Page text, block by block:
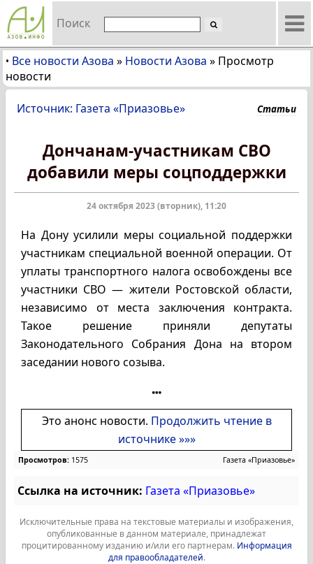
Поиск
• Все новости Азова » Новости Азова » Просмотр
новости
Источник: Газета «Приазовье» Статьи
Дончанам-участникам СВО
добавили меры соцподдержки
24 октября 2023 (вторник), 11:20
На Дону усилили меры социальной поддержки
участникам специальной военной операции. От
уплаты транспортного налога освобождены все
участники СВО — жители Ростовской области,
независимо от места заключения контракта.
Такое решение приняли депутаты
Законодательного Собрания Дона на втором
заседании нового созыва.
Это анонс новости. Продолжить чтение в
источнике »»»
Просмотров: 1575 Газета «Приазовье»
Ссылка на источник: Газета «Приазовье»
Исключительные права на текстовые материалы и изображения,
опубликованные в данном материале, принадлежат
процитированному изданию и/или его партнерам. Информация
для правообладателей.